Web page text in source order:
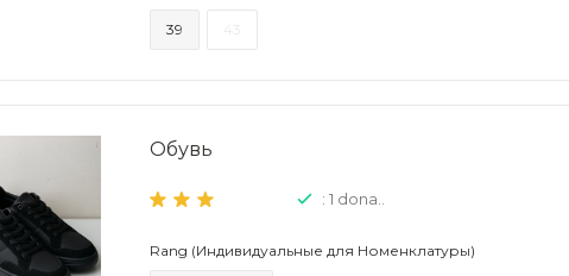
39
Обувь
: 1 dona..
Rang (Индивидуальные для Номенклатуры)